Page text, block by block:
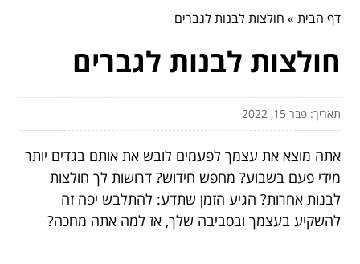
דף הבית» חולצות לבנות לגברים
חולצות לבנות לגברים
תאריך: פבר 15, 2022
אתה מוצא את עצמך לפעמים לובש את אותם בגדים יותר
מידי פעם בשבוע? מחפש חידוש? דרושות לך חולצות
לבנות אחרות? הגיע הזמן שתדע: להתלבש יפה זה
להשקיע בעצמך ובסביבה שלך, אז למה אתה מחכה?